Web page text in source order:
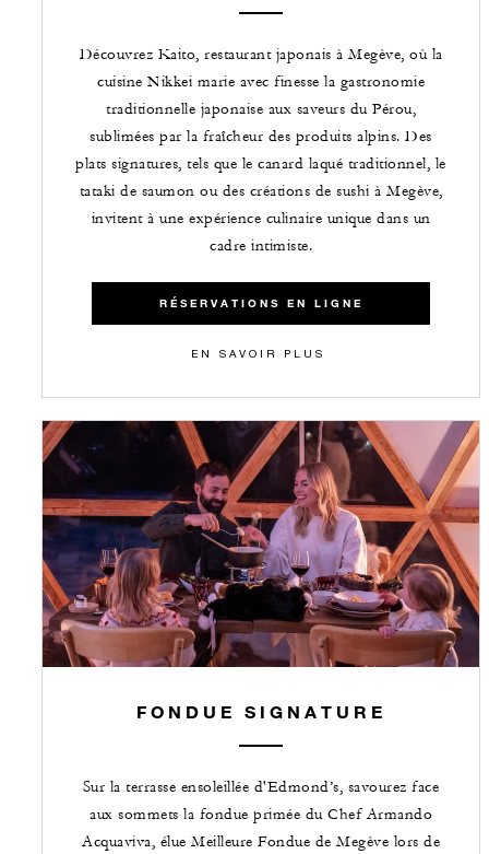
Découvrez Kaito, restaurant japonais à Megève, où la
cuisine Nikkei marie avec finesse la gastronomie
traditionnelle japonaise aux saveurs du Pérou,
sublimées par la fraîcheur des produits alpins. Des
plats signatures, tels que le canard laqué traditionnel, le
tataki de saumon ou des créations de sushi à Megève,
invitent à une expérience culinaire unique dans un
cadre intimiste.
RÉSERVATIONS EN LIGNE
EN SAVOIR PLUS
FONDUE SIGNATURE
Sur la terrasse ensoleillée d'Edmond’s, savourez face
aux sommets la fondue primée du Chef Armando
Acquaviva, élue Meilleure Fondue de Megève lors de